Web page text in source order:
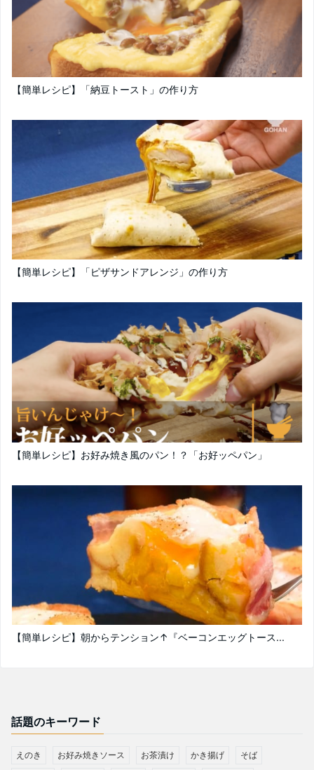
【簡単レシピ】「納豆トースト」の作り方
【簡単レシピ】「ピザサンドアレンジ」の作り方
【簡単レシピ】お好み焼き風のパン！？「お好ッペパン」
【簡単レシピ】朝からテンション↑『ベーコンエッグトース...
話題のキーワード
えのき お好み焼きソース お茶漬け かき揚げ そば